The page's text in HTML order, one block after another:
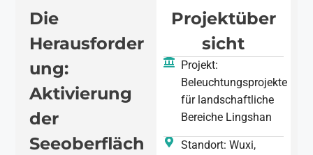
Die
Herausforder
ung:
Aktivierung
der
Seeoberfläch
Projektüber
sicht
Projekt:
Beleuchtungsprojekte
für landschaftliche
Bereiche Lingshan
Standort: Wuxi,